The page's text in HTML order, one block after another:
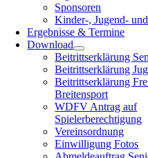
Sponsoren
Kinder-, Jugend-
Ergebnisse & Termine
Download
Beitrittserklärung
Beitrittserklärung
Beitrittserklärung
Breitensport
WDFV Antrag auf
Spielerberechtigung
Vereinsordnung
Einwilligung Fotos